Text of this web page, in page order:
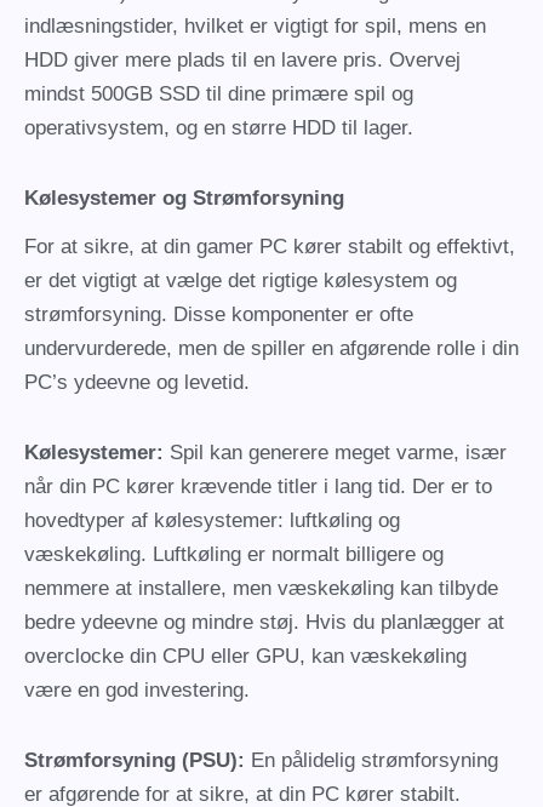
indlæsningstider, hvilket er vigtigt for spil, mens en
HDD giver mere plads til en lavere pris. Overvej
mindst 500GB SSD til dine primære spil og
operativsystem, og en større HDD til lager.
Kølesystemer og Strømforsyning
For at sikre, at din gamer PC kører stabilt og effektivt,
er det vigtigt at vælge det rigtige kølesystem og
strømforsyning. Disse komponenter er ofte
undervurderede, men de spiller en afgørende rolle i din
PC’s ydeevne og levetid.
Kølesystemer: Spil kan generere meget varme, især
når din PC kører krævende titler i lang tid. Der er to
hovedtyper af kølesystemer: luftkøling og
væskekøling. Luftkøling er normalt billigere og
nemmere at installere, men væskekøling kan tilbyde
bedre ydeevne og mindre støj. Hvis du planlægger at
overclocke din CPU eller GPU, kan væskekøling
være en god investering.
Strømforsyning (PSU): En pålidelig strømforsyning
er afgørende for at sikre, at din PC kører stabilt.